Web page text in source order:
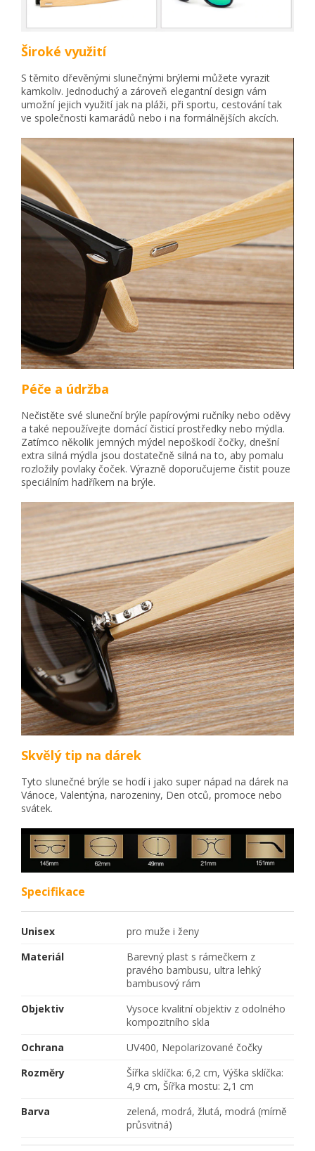
Široké využití
S těmito dřevěnými slunečnými brýlemi můžete vyrazit
kamkoliv. Jednoduchý a zároveň elegantní design vám
umožní jejich využití jak na pláži, při sportu, cestování tak
ve společnosti kamarádů nebo i na formálnějších akcích.
Péče a údržba
Nečistěte své sluneční brýle papírovými ručníky nebo oděvy
a také nepoužívejte domácí čisticí prostředky nebo mýdla.
Zatímco několik jemných mýdel nepoškodí čočky, dnešní
extra silná mýdla jsou dostatečně silná na to, aby pomalu
rozložily povlaky čoček. Výrazně doporučujeme čistit pouze
speciálním hadříkem na brýle.
Skvělý tip na dárek
Tyto slunečné brýle se hodí i jako super nápad na dárek na
Vánoce, Valentýna, narozeniny, Den otců, promoce nebo
svátek.
Specifikace
Unisex
pro muže i ženy
Materiál
Barevný plast s rámečkem z
pravého bambusu, ultra lehký
bambusový rám
Objektiv
Vysoce kvalitní objektiv z odolného
kompozitního skla
Ochrana
UV400, Nepolarizované čočky
Rozměry
Šířka sklíčka: 6,2 cm, Výška sklíčka:
4,9 cm, Šířka mostu: 2,1 cm
Barva
zelená, modrá, žlutá, modrá (mírně
průsvitná)